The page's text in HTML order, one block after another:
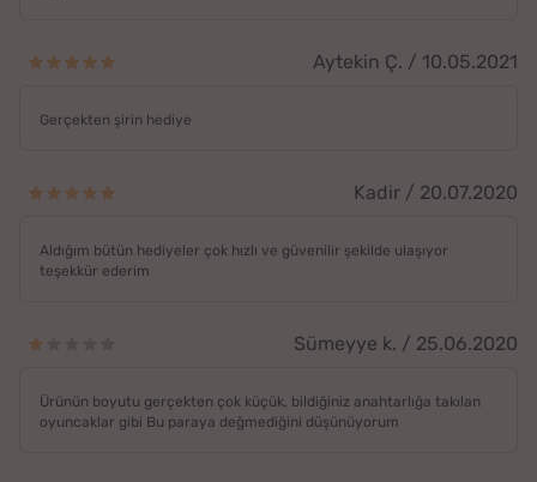
Aytekin Ç. / 10.05.2021
Gerçekten şirin hediye
Kadir / 20.07.2020
Aldığım bütün hediyeler çok hızlı ve güvenilir şekilde ulaşıyor
teşekkür ederim
Sümeyye k. / 25.06.2020
Ürünün boyutu gerçekten çok küçük, bildiğiniz anahtarlığa takılan
oyuncaklar gibi Bu paraya değmediğini düşünüyorum